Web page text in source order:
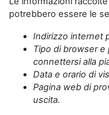
potrebbero essere le
Indirizzo internet
Tipo di browser
connettersi alla
Data e orario di
Pagina web di
uscita.